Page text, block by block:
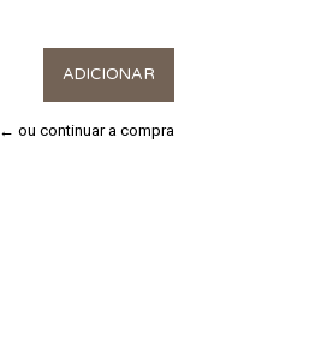
← ou continuar a compra